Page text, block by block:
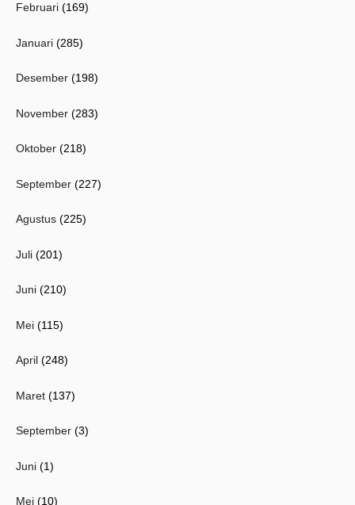
Februari (169)
Januari (285)
Desember (198)
November (283)
Oktober (218)
September (227)
Agustus (225)
Juli (201)
Juni (210)
Mei (115)
April (248)
Maret (137)
September (3)
Juni (1)
Mei (10)